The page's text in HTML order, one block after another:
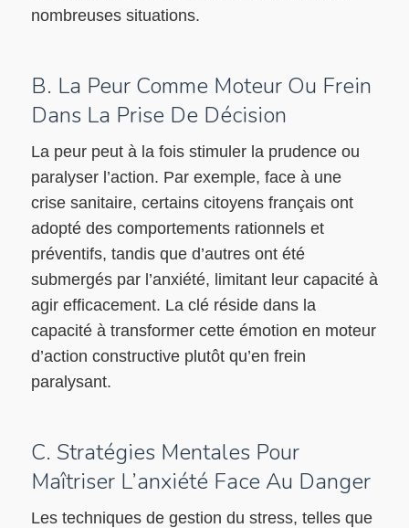
nombreuses situations.
B. La Peur Comme Moteur Ou Frein
Dans La Prise De Décision
La peur peut à la fois stimuler la prudence ou
paralyser l’action. Par exemple, face à une
crise sanitaire, certains citoyens français ont
adopté des comportements rationnels et
préventifs, tandis que d’autres ont été
submergés par l’anxiété, limitant leur capacité à
agir efficacement. La clé réside dans la
capacité à transformer cette émotion en moteur
d’action constructive plutôt qu’en frein
paralysant.
C. Stratégies Mentales Pour
Maîtriser L’anxiété Face Au Danger
Les techniques de gestion du stress, telles que